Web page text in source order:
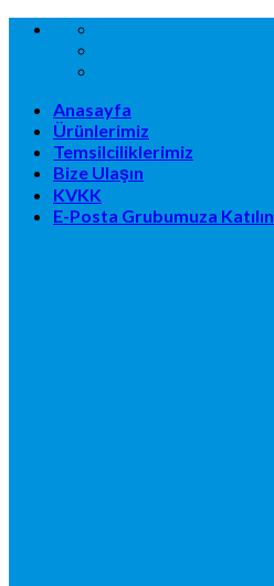
Skip
Anasayfa
Ürünlerimiz
Temsilciliklerimiz
Bize Ulaşın
KVKK
E-Posta Grubumuza Katılın